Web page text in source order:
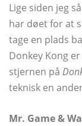
Lige siden jeg
har døet for at
tage en plads
Donkey Kong
stjernen på
teknisk en
Mr. Game &